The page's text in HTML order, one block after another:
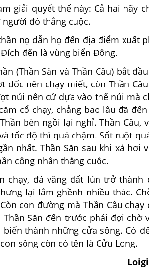
giải quyết thế này: Cả hai hãy
đó thắng cuộc.
nọ dẫn họ đến địa điểm xuất
đến là vùng biển Đông.
(Thần Săn và Thần Câu) bắt
dốc nên chạy miết, còn Thần
núi nên cứ dựa vào thế núi mà
cổ chạy, chẳng bao lâu đã
bèn ngồi lại nghỉ. Thần Câu,
tốc độ thì quá chậm. Sốt ruột
nhất. Thần Săn sau khi xả hơi
công nhận thắng cuộc.
chạy, đá văng đất lún trở thành
lại lắm ghềnh nhiều thác.
con đường mà Thần Câu chạy
Săn đến trước phải đợi chờ
thành những cửa sông. Có
sông còn có tên là Cửu Long.